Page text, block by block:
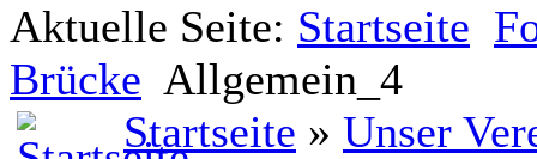
Aktuelle Seite: Startseite
Brücke Allgemein_4
Startseite » Unser